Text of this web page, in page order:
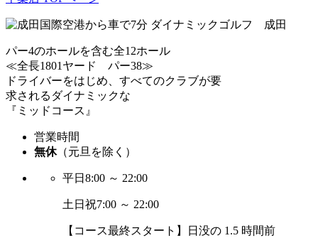
パー4のホールを含む全12ホール
≪全長1801ヤード パー38≫
ドライバーをはじめ、すべてのクラブが要
求されるダイナミックな
『ミッドコース』
営業時間
無休（元旦を除く）
平日 8:00 ～ 22:00
土日祝7:00 ～ 22:00
【コース最終スタート】日没の 1.5 時間前